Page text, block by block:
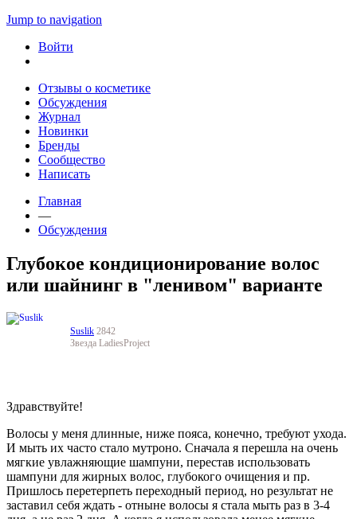
Jump to navigation
Войти
Отзывы о косметике
Обсуждения
Журнал
Новинки
Бренды
Сообщество
Написать
Главная
—
Обсуждения
Глубокое кондиционирование волос
или шайнинг в "ленивом" варианте
Suslik 2842
Звезда LadiesProject
Здравствуйте!
Волосы у меня длинные, ниже пояса, конечно, требуют ухода.
И мыть их часто стало мутроно. Сначала я перешла на очень
мягкие увлажняющие шампуни, перестав использовать
шампуни для жирных волос, глубокого очищения и пр.
Пришлось перетерпеть переходный период, но результат не
заставил себя ждать - отныне волосы я стала мыть раз в 3-4